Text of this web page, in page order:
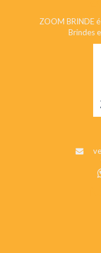
ZOOM BRINDE
Brindes